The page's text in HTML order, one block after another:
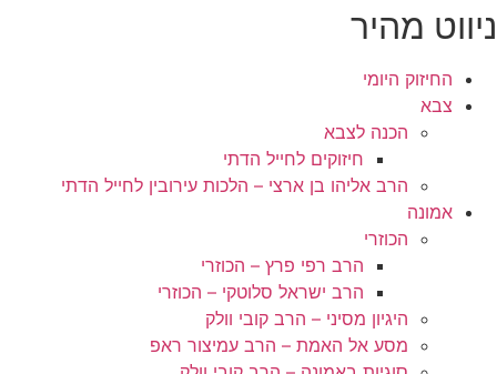
ניווט מהיר
החיזוק היומי
צבא
הכנה לצבא
חיזוקים לחייל הדתי
הרב אליהו בן ארצי – הלכות עירובין לחייל הדתי
אמונה
הכוזרי
הרב רפי פרץ – הכוזרי
הרב ישראל סלוטקי – הכוזרי
היגיון מסיני – הרב קובי וולק
מסע אל האמת – הרב עמיצור ראפ